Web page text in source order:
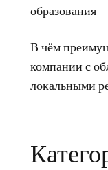
образования
В чём
компании с
локальными